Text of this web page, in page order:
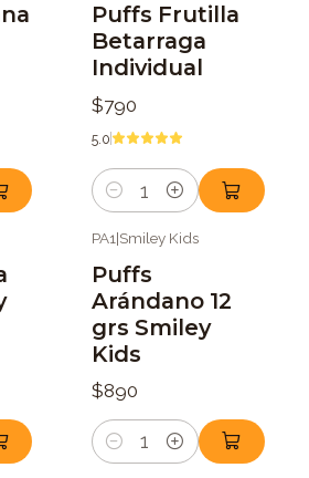
Puffs Frutilla
Betarraga
Individual
$790
5.0
Cantidad
PA1|Smiley Kids
Puffs
Arándano 12
grs Smiley
Kids
$890
Cantidad